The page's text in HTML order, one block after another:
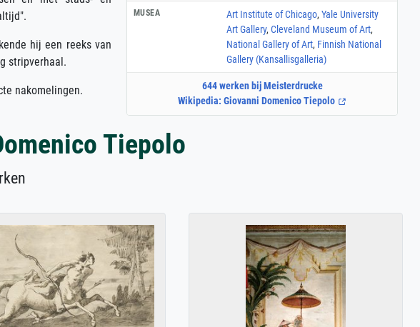
MUSEA Art Institute of Chicago, Yale University
Art Gallery, Cleveland Museum of Art,
National Gallery of Art, Finnish National
Gallery (Kansallisgalleria)
644 werken bij Meisterdrucke
Wikipedia: Giovanni Domenico Tiepolo
hij een reeks van
stripverhaal.
nakomelingen.
Tiepolo